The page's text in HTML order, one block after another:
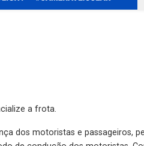
a frota.
dos motoristas e passageiros,
de condução dos motoristas.